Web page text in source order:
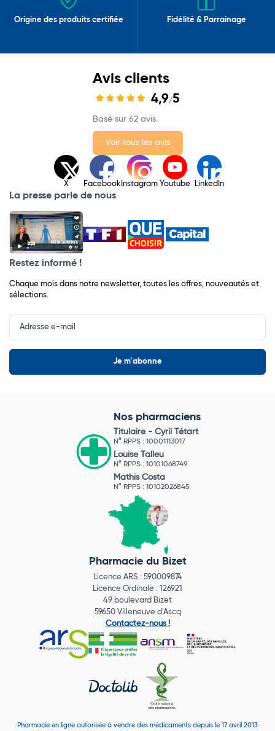
Origine des produits certifiée Fidélité & Parrainage
Avis clients
4,9/5
Basé sur 62 avis.
Voir tous les avis
X Facebook Instagram Youtube LinkedIn
La presse parle de nous
Restez informé !
Chaque mois dans notre newsletter, toutes les offres, nouveautés et
sélections.
Input
Newsletter
Nos pharmaciens
Titulaire - Cyril Tétart
N° RPPS : 10001113017
Louise Talleu
N° RPPS : 10101068749
Mathis Costa
N° RPPS : 10102026845
Pharmacie du Bizet
Licence ARS : 590009874
Licence Ordinale : 126921
49 boulevard Bizet
59650 Villeneuve d'Ascq
Contactez-nous !
Pharmacie en ligne autorisée à vendre des médicaments depuis le 17 avril 2013